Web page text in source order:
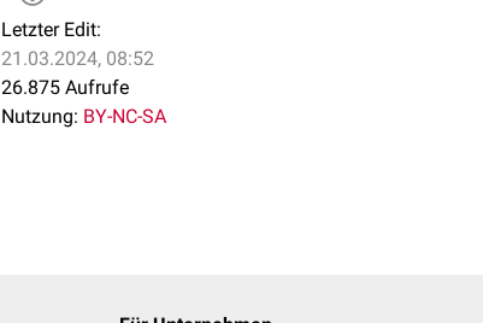
Letzter Edit:
21.03.2024, 08:52
26.875 Aufrufe
Nutzung: BY-NC-SA